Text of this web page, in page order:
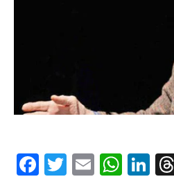
FacebookTwitterEmail